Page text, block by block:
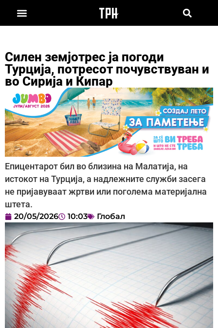
Силен земјотрес ја погоди
Турција, потресот почувствуван и
во Сирија и Кипар
Епицентарот бил во близина на Малатија, на
истокот на Турција, а надлежните служби засега
не пријавуваат жртви или поголема материјална
штета.
20/05/2026 10:03 Глобал